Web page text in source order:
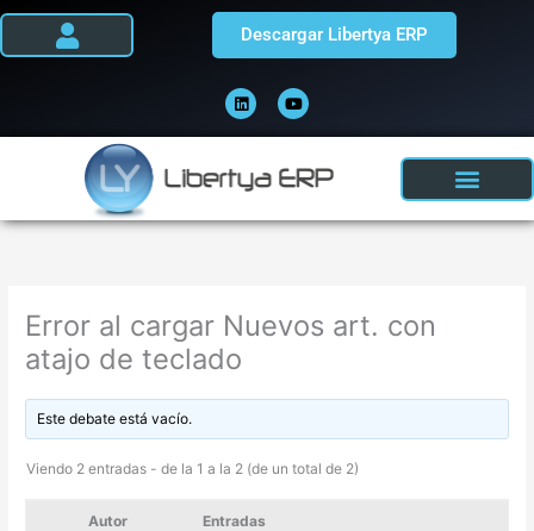
Ir
i
n
k
e
i
n
o
u
t
u
e
Descargar Libertya ERP
Error al cargar Nuevos art. con
atajo de teclado
Este debate está vacío.
Viendo 2 entradas - de la 1 a la 2 (de un total de 2)
Autor Entradas